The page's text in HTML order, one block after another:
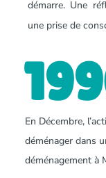
démarre. Une
une prise de
En Décembre,
déménager dans
déménagement à